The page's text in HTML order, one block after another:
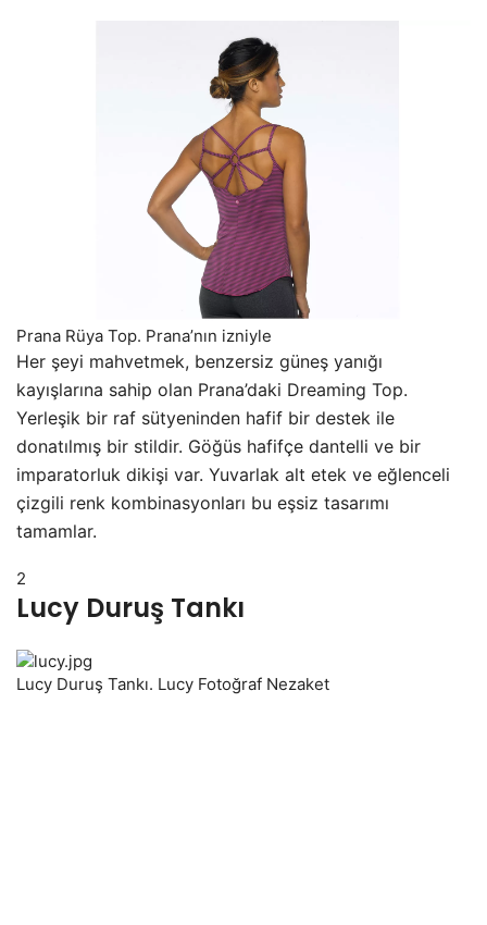
Prana Rüya Top. Prana’nın izniyle
Her şeyi mahvetmek, benzersiz güneş yanığı
kayışlarına sahip olan Prana’daki Dreaming Top.
Yerleşik bir raf sütyeninden hafif bir destek ile
donatılmış bir stildir. Göğüs hafifçe dantelli ve bir
imparatorluk dikişi var. Yuvarlak alt etek ve eğlenceli
çizgili renk kombinasyonları bu eşsiz tasarımı
tamamlar.
2
Lucy Duruş Tankı
Lucy Duruş Tankı. Lucy Fotoğraf Nezaket